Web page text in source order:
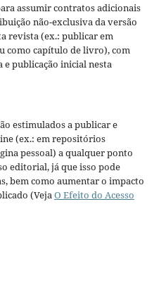
assumir contratos adicionais
não-exclusiva da versão
revista (ex.: publicar em
capítulo de livro), com
publicação inicial nesta
estimulados a publicar e
(ex.: em repositórios
pessoal) a qualquer ponto
editorial, já que isso pode
bem como aumentar o impacto
(Veja O Efeito do Acesso